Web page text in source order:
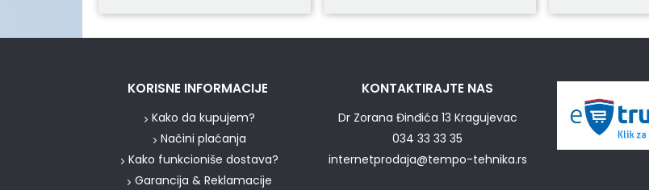
KORISNE INFORMACIJE
Kako da kupujem?
Načini plaćanja
Kako funkcioniše dostava?
Garancija & Reklamacije
KONTAKTIRAJTE NAS
Dr Zorana Đinđića 13 Kragujevac
034 33 33 35
internetprodaja@tempo-tehnika.rs